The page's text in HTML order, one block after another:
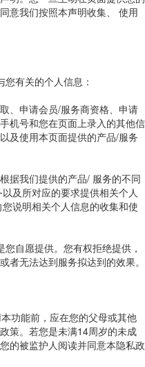
意我们按照本声明收集、 使用
有关的个人信息：
、申请会员/服务商资格、申请
机号和您在页面上录入的其他信
及使用本页面提供的产品/服务
据我们提供的产品/ 服务的不同
及所对应的要求提供相关个人
说明相关个人信息的收集和使
自愿提供。您有权拒绝提供，
者无法达到服务拟达到的效果。
功能前，应在您的父母或其他
策。若您是未满14周岁的未成
的被监护人阅读并同意本隐私政